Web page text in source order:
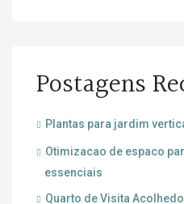
Postagens
Plantas para jardim
Otimizacao de espaco
essenciais
Quarto de Visita